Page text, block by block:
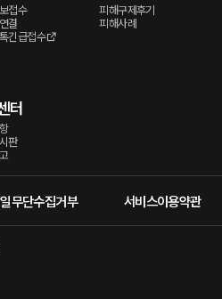
접수
결
긴급접수
피해구제후기
피해사례
터
판
무단수집거부 서비스이용약관